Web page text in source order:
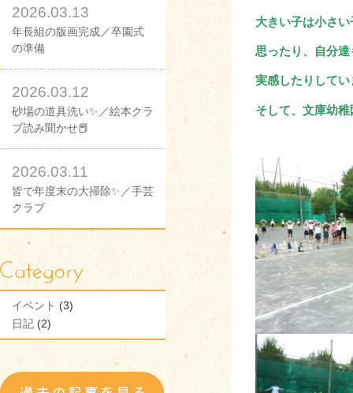
2026.03.13
年長組の版画完成／卒園式
の準備
2026.03.12
砂場の道具洗い✨／絵本クラ
ブ読み聞かせ📕
2026.03.11
皆で年度末の大掃除✨／手芸
クラブ
イベント (3)
日記 (2)
大きい子は小さ
思ったり、自分
実感したりしてい
そして、文庫幼